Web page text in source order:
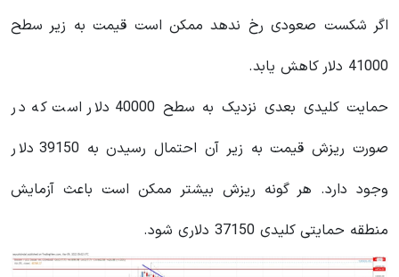
اگر شکست صعودی رخ ندهد ممکن است قیمت به زیر سطح
41000 دلار کاهش یابد.
حمایت کلیدی بعدی نزدیک به سطح 40000 دلار است که در
صورت ریزش قیمت به زیر آن احتمال رسیدن به 39150 دلار
وجود دارد. هر گونه ریزش بیشتر ممکن است باعث آزمایش
منطقه حمایتی کلیدی 37150 دلاری شود.